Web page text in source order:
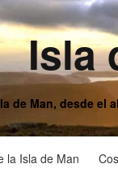
Isla
de Man, desde el
la Isla de Man